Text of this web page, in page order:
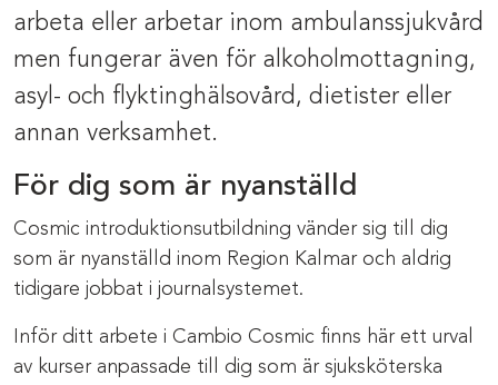
arbeta eller arbetar inom ambulanssjukvård
men fungerar även för alkoholmottagning,
asyl- och flyktinghälsovård, dietister eller
annan verksamhet.
För dig som är nyanställd
Cosmic introduktionsutbildning vänder sig till dig
som är nyanställd inom Region Kalmar och aldrig
tidigare jobbat i journalsystemet.
Inför ditt arbete i Cambio Cosmic finns här ett urval
av kurser anpassade till dig som är sjuksköterska